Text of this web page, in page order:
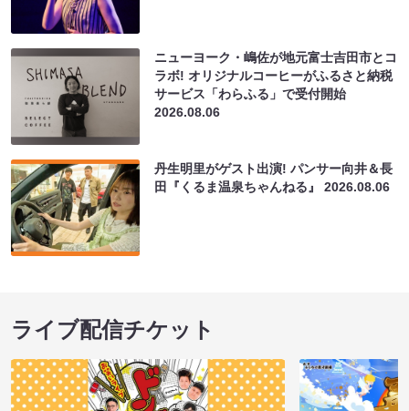
ニューヨーク・嶋佐が地元富士吉田市とコ
ラボ! オリジナルコーヒーがふるさと納税
サービス「わらふる」で受付開始
2026.08.06
丹生明里がゲスト出演! パンサー向井＆長
田『くるま温泉ちゃんねる』2026.08.06
ライブ配信チケット